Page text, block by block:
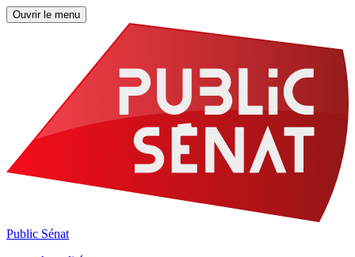
Ouvrir le menu
Public Sénat